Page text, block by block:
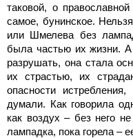
таковой, о
самое, бунинское.
или Шмелева без
была частью их жизни. А
разрушать, она стала
их страстью, их
опасности
думали. Как говорила
как воздух – без него
лампадка, пока горела –